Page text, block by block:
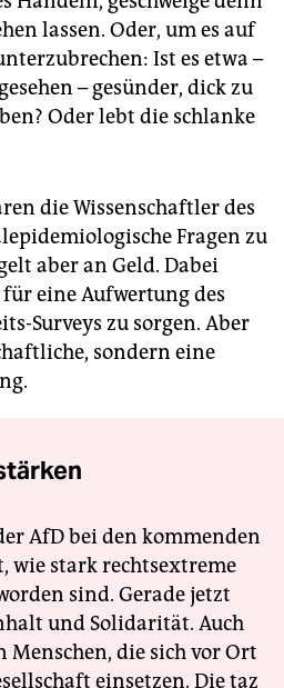
lassen. Oder, um es auf
Ist es etwa –
– gesünder, dick zu
Oder lebt die schlanke
die Wissenschaftler des
Fragen zu
aber an Geld. Dabei
eine Aufwertung des
Surveys zu sorgen. Aber
sondern eine
AfD bei den kommenden
wie stark rechtsextreme
sind. Gerade jetzt
und Solidarität. Auch
die sich vor Ort
einsetzen. Die taz